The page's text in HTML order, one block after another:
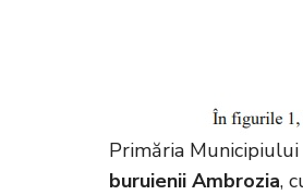
Primăria
buruienii Ambrozia,